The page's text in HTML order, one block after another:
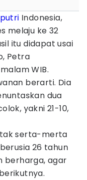
Indonesia,
melaju ke 32
itu didapat usai
Petra
WIB.
berarti. Dia
dua
yakni 21-10,
serta-merta
26 tahun
berharga, agar